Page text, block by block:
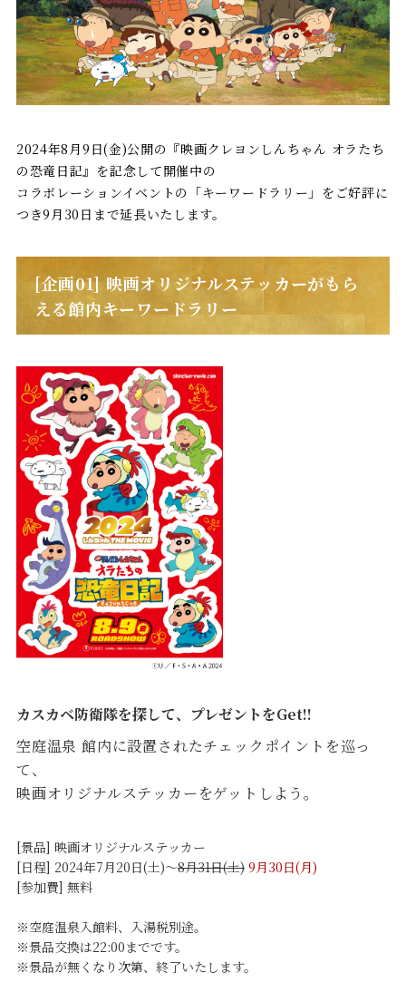
2024年8月9日(金)公開の『映画クレヨンしんちゃん オラたち
の恐竜日記』を記念して開催中の
コラボレーションイベントの「キーワードラリー」をご好評に
つき9月30日まで延長いたします。
[企画01] 映画オリジナルステッカーがもら
える館内キーワードラリー
カスカベ防衛隊を探して、プレゼントをGet!!
空庭温泉 館内に設置されたチェックポイントを巡っ
て、
映画オリジナルステッカーをゲットしよう。
[景品] 映画オリジナルステッカー
[日程] 2024年7月20日(土)～8月31日(土)9月30日(月)
[参加費] 無料
※空庭温泉入館料、入湯税別途。
※景品交換は22:00までです。
※景品が無くなり次第、終了いたします。